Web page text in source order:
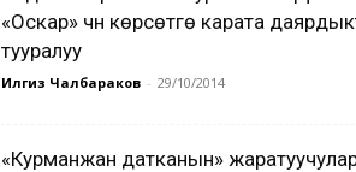
«Оскар» үчүн көрсөтүүгө карата
тууралуу
Илгиз Чалбараков - 29/10/2014
«Курманжан датканын»